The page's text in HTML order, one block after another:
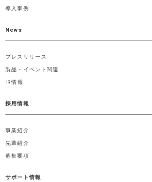
導入事例
News
プレスリリース
製品・イベント関連
IR情報
採用情報
事業紹介
先輩紹介
募集要項
サポート情報